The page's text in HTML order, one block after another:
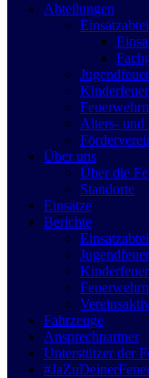
Abteilungen
Alters- und
Über uns
Über die
Standorte
Einsätze
Berichte
Fahrzeuge
Ansprechpartner
Unterstützer der